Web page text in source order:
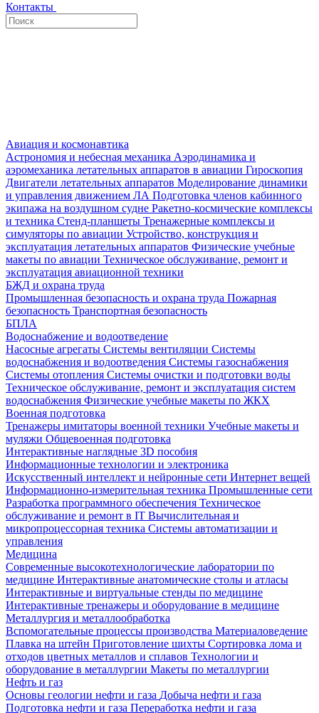
Контакты
Авиация и космонавтика
Астрономия и небесная механика Аэродинамика и
аэромеханика летательных аппаратов в авиации Гироскопия
Двигатели летательных аппаратов Моделирование динамики
и управления движением ЛА Подготовка членов кабинного
экипажа на воздушном судне Ракетно-космические комплексы
и техника Стенд-планшеты Тренажерные комплексы и
симуляторы по авиации Устройство, конструкция и
эксплуатация летательных аппаратов Физические учебные
макеты по авиации Техническое обслуживание, ремонт и
эксплуатация авиационной техники
БЖД и охрана труда
Промышленная безопасность и охрана труда Пожарная
безопасность Транспортная безопасность
БПЛА
Водоснабжение и водоотведение
Насосные агрегаты Системы вентиляции Системы
водоснабжения и водоотведения Системы газоснабжения
Системы отопления Системы очистки и подготовки воды
Техническое обслуживание, ремонт и эксплуатация систем
водоснабжения Физические учебные макеты по ЖКХ
Военная подготовка
Тренажеры имитаторы военной техники Учебные макеты и
муляжи Общевоенная подготовка
Интерактивные наглядные 3D пособия
Информационные технологии и электроника
Искусственный интеллект и нейронные сети Интернет вещей
Информационно-измерительная техника Промышленные сети
Разработка программного обеспечения Техническое
обслуживание и ремонт в IT Вычислительная и
микропроцессорная техника Системы автоматизации и
управления
Медицина
Современные высокотехнологические лаборатории по
медицине Интерактивные анатомические столы и атласы
Интерактивные и виртуальные стенды по медицине
Интерактивные тренажеры и оборудование в медицине
Металлургия и металлообработка
Вспомогательные процессы производства Материаловедение
Плавка на штейн Приготовление шихты Сортировка лома и
отходов цветных металлов и сплавов Технологии и
оборудование в металлургии Макеты по металлургии
Нефть и газ
Основы геологии нефти и газа Добыча нефти и газа
Подготовка нефти и газа Переработка нефти и газа